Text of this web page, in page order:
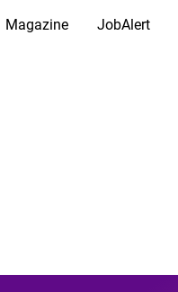
Magazine JobAlert